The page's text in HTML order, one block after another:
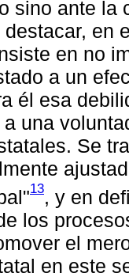
sino ante la
en
en no
a un
él esa
una
Se
13, y en
los
el
en este